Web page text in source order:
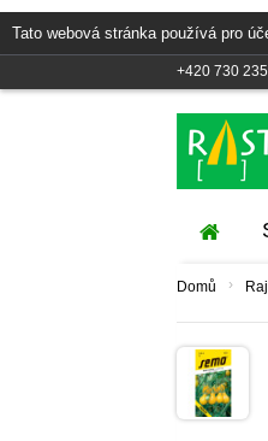
Tato webová stránka používá pro
+420 730
Domů ›